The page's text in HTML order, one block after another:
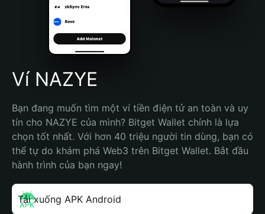
Português (Brasil)
Español (Argentina)
Ví NAZYE
Bạn đang muốn tìm một ví tiền điện tử an toàn và uy
tín cho NAZYE của mình? Bitget Wallet chính là lựa
chọn tốt nhất. Với hơn 40 triệu người tin dùng, bạn có
thể tự do khám phá Web3 trên Bitget Wallet. Bắt đầu
hành trình của bạn ngay!
Tải xuống APK Android